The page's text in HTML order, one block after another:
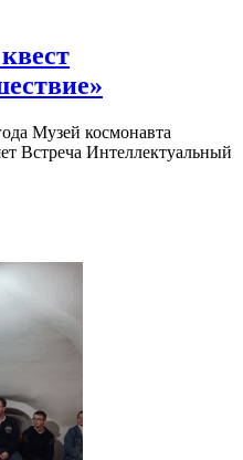
Музей космонавта
Встреча Интеллектуальный